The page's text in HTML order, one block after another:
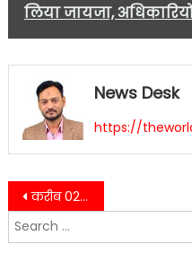
लिया जायजा,
News Desk
https://
Post
navigation
करीब 02 दर्जन सट्टा तस्करो के नामो का पुलिस ने किया खुलासा, जल्द करेगी गुंडा व गैंगस्टर एक्ट के तहत कठोर कार्यवाही पुलिस….
Search
for: